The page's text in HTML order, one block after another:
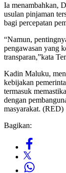
Ia menambahkan,
usulan pinjaman
bagi percepatan
“Namun,
pengawasan yang
transparan,”kata
Kadin Maluku,
kebijakan
termasuk
dengan
masyarakat. (RED)
Bagikan: